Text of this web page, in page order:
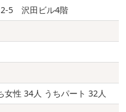
5 沢田ビル4階
性 34人 うちパート 32人